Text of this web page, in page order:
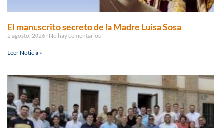
El manuscrito secreto de la Madre Luisa Sosa
2 agosto, 2026 No hay comentarios
Leer Noticia »